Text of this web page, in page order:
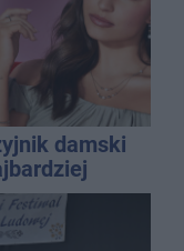
damski
Modele,
do wielu